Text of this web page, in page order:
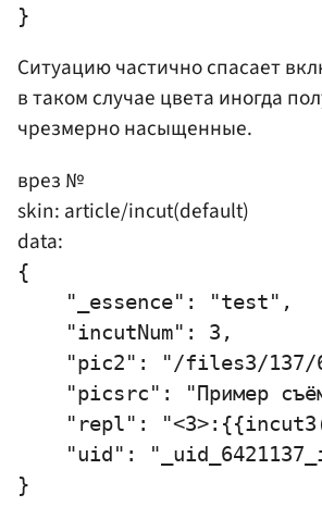
Ситуацию частично спасает
в таком случае цвета иногда
чрезмерно насыщенные.
врез №
skin: article/incut(default)
data:
{
    "_essence": "test",
    "incutNum": 3,
"pic2": "/files3/
"picsrc": "Пример
"repl":
"uid":